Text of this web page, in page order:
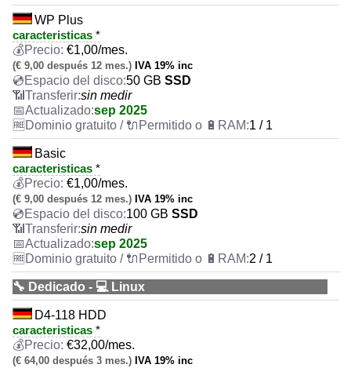
WP Plus
caracteristicas *
€1,00/mes.
(€ 9,00 después 12 mes.) IVA 19% inc
50 GB SSD
sin medir
sep 2025
1 / 1
Basic
caracteristicas *
€1,00/mes.
(€ 9,00 después 12 mes.) IVA 19% inc
100 GB SSD
sin medir
sep 2025
2 / 1
🔧 Dedicado - 💻 Linux
D4-118 HDD
caracteristicas *
€32,00/mes.
(€ 64,00 después 3 mes.) IVA 19% inc